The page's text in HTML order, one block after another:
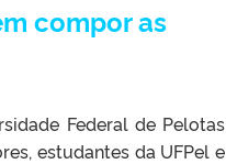
compor as
Federal de Pelotas
estudantes da UFPel e